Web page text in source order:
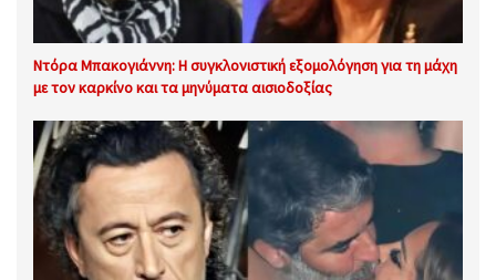
Ντόρα Μπακογιάννη: Η συγκλονιστική εξομολόγηση για τη μάχη
με τον καρκίνο και τα μηνύματα αισιοδοξίας